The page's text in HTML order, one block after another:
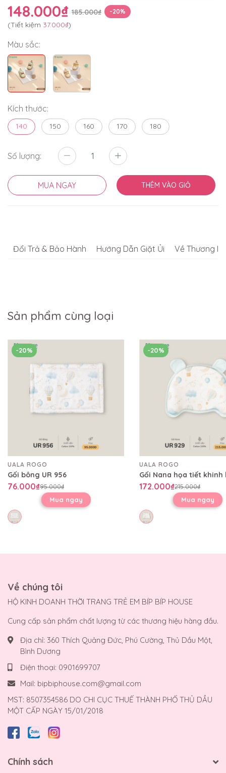
148.000₫ 185.000₫ -20%
(Tiết kiệm 37.000₫)
Màu sắc:
Kích thước:
140 150 160 170 180
Số lượng:
MUA NGAY THÊM VÀO GIỎ
Đổi Trả & Bảo Hành Hướng Dẫn Giặt Ủi Về Thương
Sản phẩm cùng loại
-20%
UALA ROGO
Gối bông UR 956
76.000₫95.000₫
Mua ngay
-20%
UALA ROGO
172.000₫215.000₫
Mua ngay
Về chúng tôi
HỘ KINH DOANH THỜI TRANG TRẺ EM BÍP BÍP HOUSE
Cung cấp sản phẩm chất lượng từ các thương hiệu hàng đầu.
Địa chỉ: 360 Thích Quảng Đức, Phú Cường, Thủ Dầu Một,
Bình Dương
Điện thoại: 0901699707
Mail: bipbiphouse.com@gmail.com
MST: 8507354586 DO CHI CỤC THUẾ THÀNH PHỐ THỦ DẦU
MỘT CẤP NGÀY 15/01/2018
Chính sách